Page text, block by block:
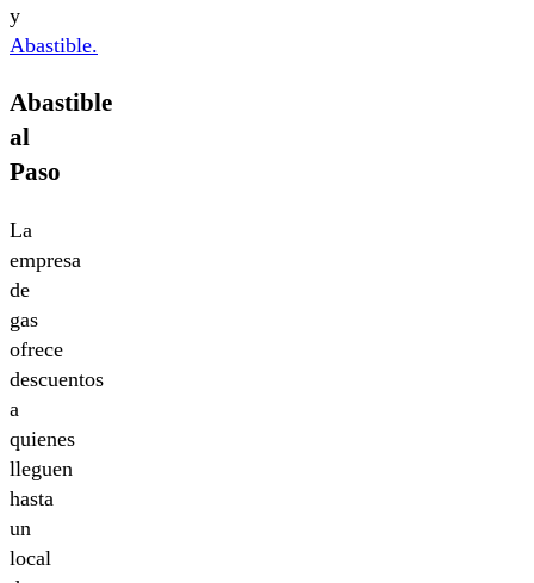
y
Abastible.
Abastible
al
Paso
La
empresa
de
gas
ofrece
descuentos
a
quienes
lleguen
hasta
un
local